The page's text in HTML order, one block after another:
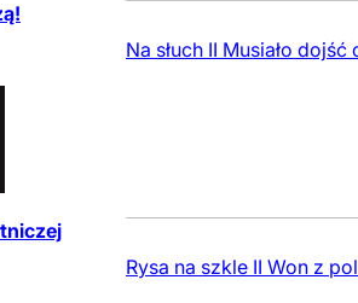
Na słuch II Musiało
Rysa na szkle II Won z